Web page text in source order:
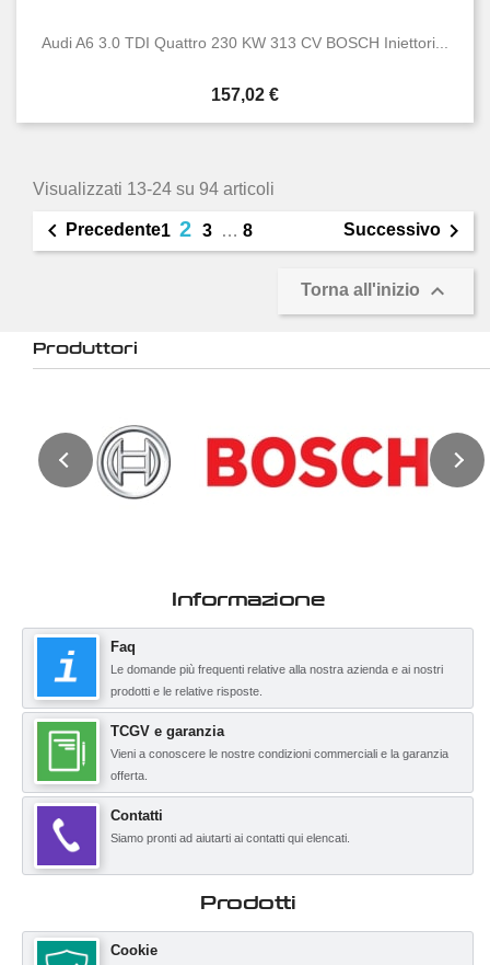
Audi A6 3.0 TDI Quattro 230 KW 313 CV BOSCH Iniettori...
Prezzo
157,02 €
Visualizzati 13-24 su 94 articoli
 Precedente1 2 3 … 8 Successivo 
Torna all'inizio 
Produttori
Informazione
Faq
Le domande più frequenti relative alla nostra azienda e ai nostri
prodotti e le relative risposte.
TCGV e garanzia
Vieni a conoscere le nostre condizioni commerciali e la garanzia
offerta.
Contatti
Siamo pronti ad aiutarti ai contatti qui elencati.
Prodotti
Cookie